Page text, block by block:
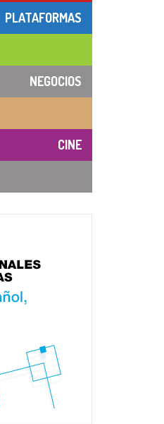
PLATAFORMAS
NEGOCIOS
CINE